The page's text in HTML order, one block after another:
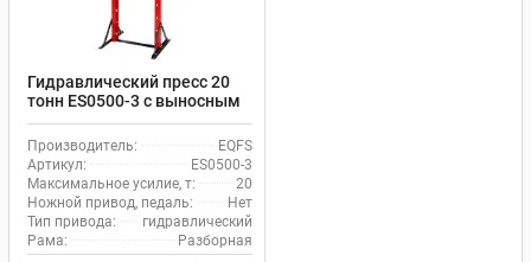
Гидравлический пресс 20
тонн ES0500-3 с выносным
насосом
Производитель:
EQFS
Артикул:
ES0500-3
Максимальное усилие, т:
20
Ножной привод, педаль:
Нет
Тип привода:
гидравлический
Рама:
Разборная